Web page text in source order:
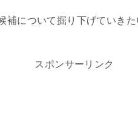
について掘り下げていきた
スポンサーリンク